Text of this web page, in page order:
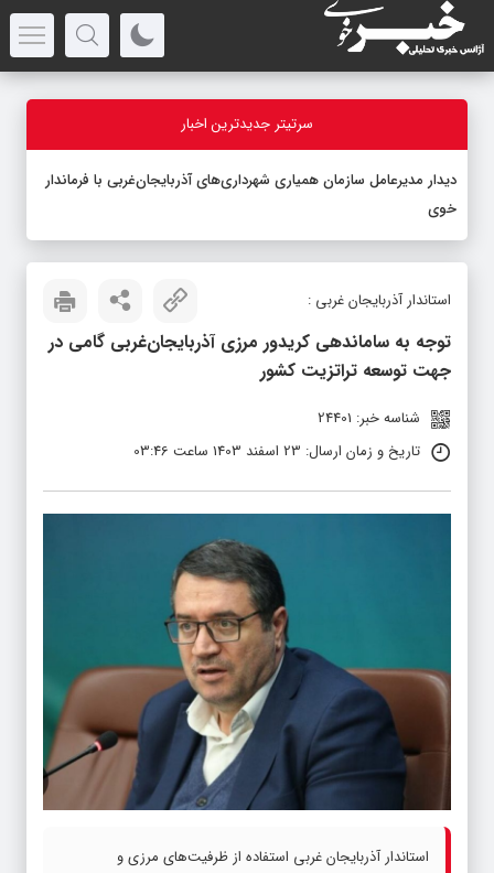
سرتیتر جدیدترین اخبار
دیدار مدیرعامل سازمان همیاری شهرداری‌های آذربایجان‌غربی با فرماندار
خوی
استاندار آذربایجان‌ غربی :
توجه به ساماندهی کریدور مرزی آذربایجان‌غربی گامی در
جهت توسعه تراتزیت کشور
شناسه خبر: 24401
تاریخ و زمان ارسال: 23 اسفند 1403 ساعت 03:46
استاندار آذربایجان‌ غربی استفاده از ظرفیت‌های مرزی و